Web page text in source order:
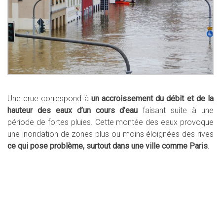
Une crue correspond à un accroissement du débit et de la
hauteur des eaux d’un cours d’eau faisant suite à une
période de fortes pluies. Cette montée des eaux provoque
une inondation de zones plus ou moins éloignées des rives
ce qui pose problème, surtout dans une ville comme Paris